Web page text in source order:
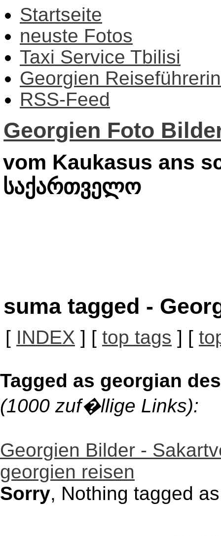
Startseite
neuste Fotos
Taxi Service Tbilisi
Georgien Reiseführerin
RSS-Feed
Georgien Foto
vom Kaukasus ans
საქართველო
suma tagged -
[ INDEX ] [ top tags ] [
Tagged as georgian
(1000 zuf�llige Links):
Georgien Bilder -
georgien reisen
Sorry, Nothing tagged